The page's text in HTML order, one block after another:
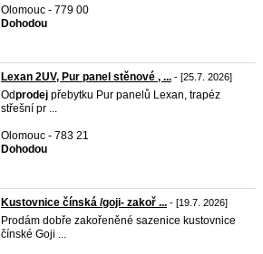
Olomouc - 779 00
Dohodou
Lexan 2UV, Pur panel stěnové , ... - [25.7. 2026]
Odprodej přebytku Pur panelů Lexan, trapéz
střešní pr ...
Olomouc - 783 21
Dohodou
Kustovnice čínská /goji- zakoř ... - [19.7. 2026]
Prodám dobře zakořeněné sazenice kustovnice
čínské Goji ...